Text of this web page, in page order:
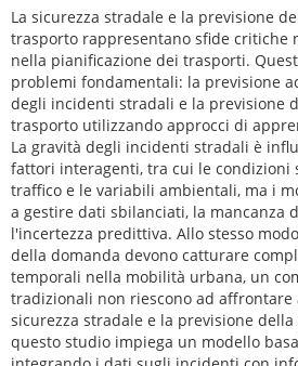
La sicurezza stradale e la previsione
trasporto rappresentano sfide critiche
nella pianificazione dei trasporti.
problemi fondamentali: la previsione
degli incidenti stradali e la previsione
trasporto utilizzando approcci di
La gravità degli incidenti stradali è
fattori interagenti, tra cui le condizioni
traffico e le variabili ambientali, ma i
a gestire dati sbilanciati, la mancanza
l'incertezza predittiva. Allo stesso
della domanda devono catturare
temporali nella mobilità urbana, un
tradizionali non riescono ad affrontare
sicurezza stradale e la previsione
questo studio impiega un modello